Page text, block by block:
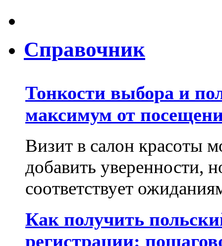
Справочник
Тонкости выбора и
максимум от
Визит в салон красоты
добавить уверенности,
соответствует
Как получить
регистрации: